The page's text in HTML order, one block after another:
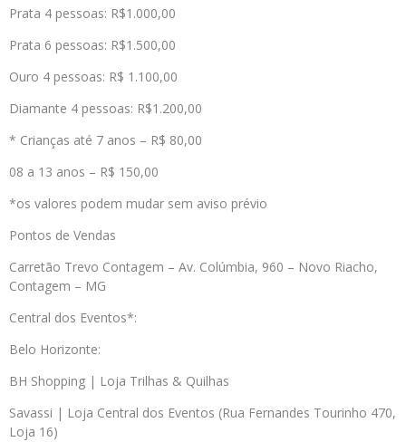
Prata 4 pessoas: R$1.000,00
Prata 6 pessoas: R$1.500,00
Ouro 4 pessoas: R$ 1.100,00
Diamante 4 pessoas: R$1.200,00
* Crianças até 7 anos – R$ 80,00
08 a 13 anos – R$ 150,00
*os valores podem mudar sem aviso prévio
Pontos de Vendas
Carretão Trevo Contagem – Av. Colúmbia, 960 – Novo Riacho,
Contagem – MG
Central dos Eventos*:
Belo Horizonte:
BH Shopping | Loja Trilhas & Quilhas
Savassi | Loja Central dos Eventos (Rua Fernandes Tourinho 470,
Loja 16)